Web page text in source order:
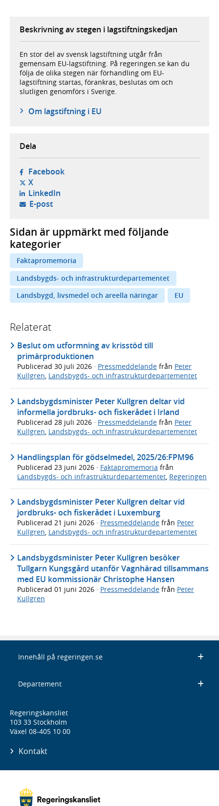
Beskrivning av stegen i lagstiftningskedjan
En stor del av svensk lagstiftning utgår från
gemensam EU-lagstiftning. På regeringen.se kan du
följa de olika stegen när förhandling om EU-
lagstiftning startas, förankras, beslutas om och
slutligen genomförs i Sverige.
Om lagstiftning i EU
Dela
Facebook- öppnas i ny flik, extern webbplats,
X- öppnas i ny flik, extern webbplats,
LinkedIn- öppnas i ny flik, extern webbplats,
E-post- öppnar din e-postklient,
Sidan är uppmärkt med följande
kategorier
Faktapromemoria
Landsbygds- och infrastrukturdepartementet
Landsbygd, livsmedel och areella näringar
EU
Relaterat
Beslut om utformning av krisstöd till
primärproduktionen
Publicerad 30 juli 2026 · Pressmeddelande från Peter
Kullgren, Landsbygds- och infrastrukturdepartementet
Landsbygdsminister Peter Kullgren deltar vid
informella jordbruks- och fiskerådet i Irland
Publicerad 28 juli 2026 · Pressmeddelande från Peter
Kullgren, Landsbygds- och infrastrukturdepartementet
Handlingsplan för gödselmedel, 2025/26:FPM96
Publicerad 23 juni 2026 · Faktapromemoria från
Landsbygds- och infrastrukturdepartementet Regeringen
Landsbygdsminister Peter Kullgren deltar vid
jordbruks- och fiskerådet i Luxemburg
Publicerad 21 juni 2026 · Pressmeddelande från Peter
Kullgren, Landsbygds- och infrastrukturdepartementet
Landsbygdsminister Peter Kullgren besöker
Tullgarn Kungsgård utanför Vagnhärad tillsammans
med EU kommissionär Christophe Hansen
Publicerad 01 juni 2026 · Pressmeddelande från Peter
Kullgren
Innehåll på regeringen.se
Departement
Regeringskansliet
103 33 Stockholm
Växel 08-405 10 00
Kontakt